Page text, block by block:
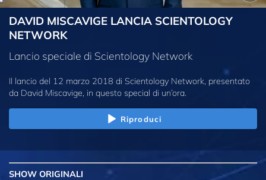
DAVID MISCAVIGE LANCIA SCIENTOLOGY
NETWORK
Lancio speciale di Scientology Network
Il lancio del 12 marzo 2018 di Scientology Network, presentato
da David Miscavige, in questo special di un’ora.
Riproduci
SHOW ORIGINALI